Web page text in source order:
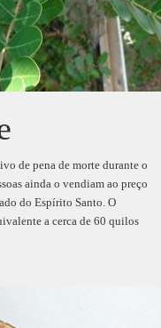
de pena de morte durante o
ainda o vendiam ao preço
do Espírito Santo. O
a cerca de 60 quilos